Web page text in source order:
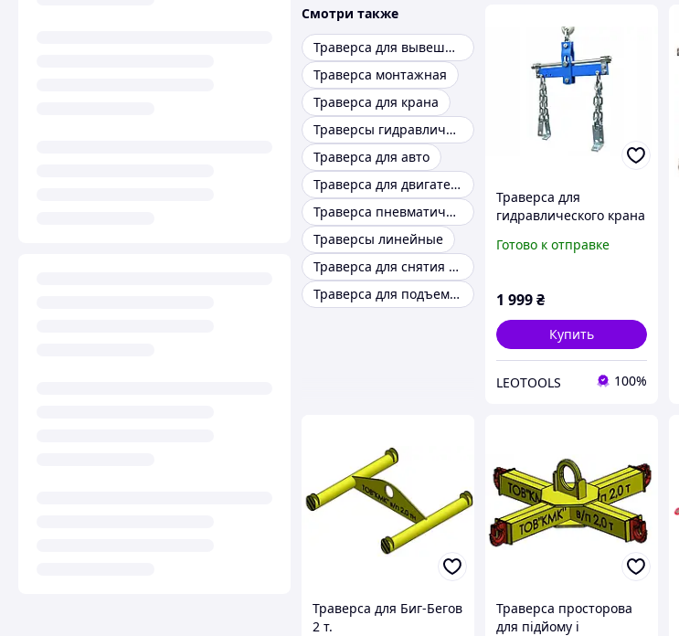
Смотри также
Траверса для вывешивания двигателя
Траверса монтажная
Траверса для крана
Траверсы гидравлические
Траверса для авто
Траверса для двигателя
Траверса пневматическая
Траверсы линейные
Траверса для снятия двигателя
Траверса для подъема автомобилей
Траверса для
гидравлического крана
Готово к отправке
1 999₴
Купить
LEOTOOLS 100%
Траверса для Биг-Бегов
2 т.
Траверса просторова
для підйому і